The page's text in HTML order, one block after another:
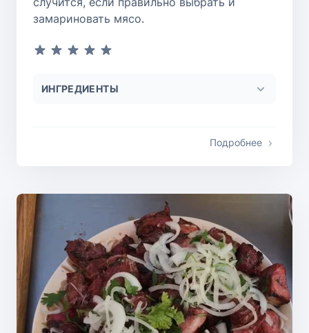
замариновать мясо.
ИНГРЕДИЕНТЫ
Подробнее